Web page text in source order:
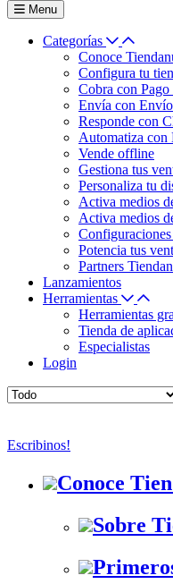
Menu
Categorías
Conoce
Configura tu
Cobra con
Envía con
Responde con
Automatiza
Vende offline
Gestiona tus
Personaliza tu
Activa medios
Activa medios
Configuraciones
Potencia tus
Partners
Lanzamientos
Herramientas
Herramientas
Tienda de
Especialistas
Login
Escribinos!
Conoce
Sobre